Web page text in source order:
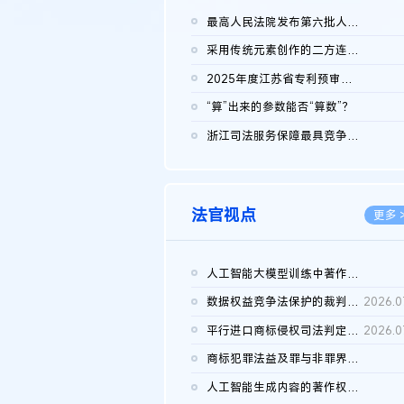
最高人民法院发布第六批人民法院种业知识产权司法保护典型案例 含...
采用传统元素创作的二方连续装饰图案作品的独创性及侵权对比认定
2025年度江苏省专利预审典型案例
“算”出来的参数能否“算数”？
浙江司法服务保障最具竞争力营商环境建设典型案例（第二批）含侵...
法官视点 更多
人工智能大模型训练中著作权的合理使用
数据权益竞争法保护的裁判路径构建
平行进口商标侵权司法判定规则的困境与纾解
商标犯罪法益及罪与非罪界限研究
人工智能生成内容的著作权司法认定：演进逻辑、现实困境与规则建...